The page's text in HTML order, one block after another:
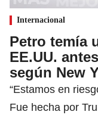
Internacional
Petro temía
EE.UU.
según New
“Estamos en
Fue hecha por